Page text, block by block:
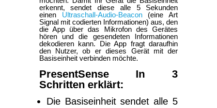
erkennt, sendet diese alle 5 Sekunden
einen Ultraschall-Audio-Beacon(eine Art
Signal mit codierten Informationen) aus, den
die App über das Mikrofon des Gerätes
hören und die gesendeten Informationen
dekodieren kann. Die App fragt daraufhin
den Nutzer, ob er dieses Gerät mit der
Basiseinheit verbinden möchte.
PresentSense In 3
Schritten erklärt:
Die Basiseinheit sendet alle 5